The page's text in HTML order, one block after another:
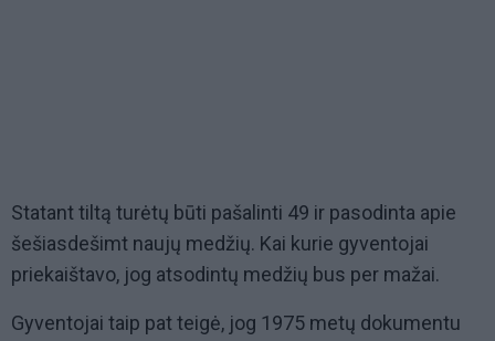
Statant tiltą turėtų būti pašalinti 49 ir pasodinta apie
šešiasdešimt naujų medžių. Kai kurie gyventojai
priekaištavo, jog atsodintų medžių bus per mažai.
Gyventojai taip pat teigė, jog 1975 metų dokumentu